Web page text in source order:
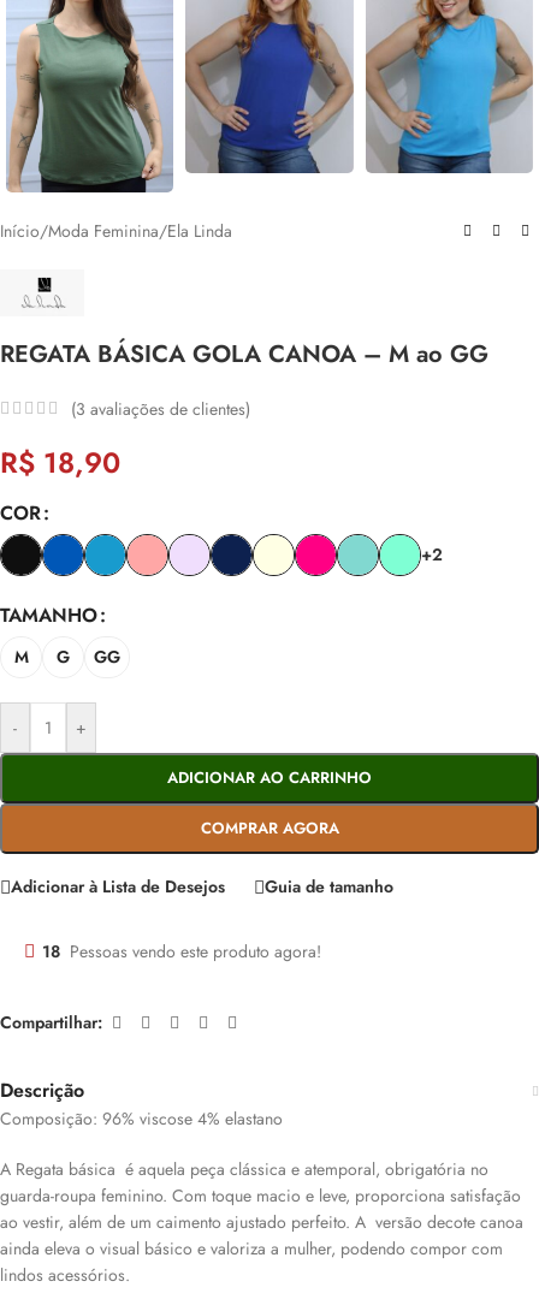
Início/Moda Feminina/Ela Linda
REGATA BÁSICA GOLA CANOA – M ao GG
(3 avaliações de clientes)
R$ 18,90
COR
+2
TAMANHO
M G GG
- +
ADICIONAR AO CARRINHO
COMPRAR AGORA
Adicionar à Lista de Desejos Guia de tamanho
18 Pessoas vendo este produto agora!
Compartilhar:
Descrição
Composição: 96% viscose 4% elastano
A Regata básica é aquela peça clássica e atemporal, obrigatória no
guarda-roupa feminino. Com toque macio e leve, proporciona satisfação
ao vestir, além de um caimento ajustado perfeito. A versão decote canoa
ainda eleva o visual básico e valoriza a mulher, podendo compor com
lindos acessórios.